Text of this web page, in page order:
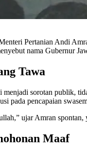
Pertanian Andi
nama Gubernur
Tawa
sorotan publik,
pada pencapaian
ujar Amran
Maaf